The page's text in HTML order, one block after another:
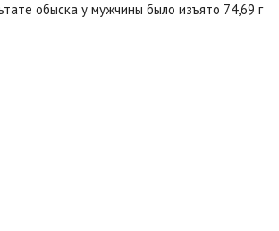
обыска у мужчины было изъято 74,69 г